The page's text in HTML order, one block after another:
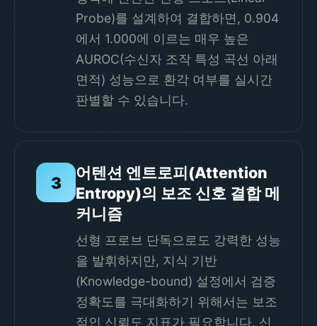
Probe)를 설계하여 결합하면, 0.904
에서 1.000에 이르는 매우 높은
AUROC(수신자 조작 특성 곡선 아래
면적) 성능으로 환각 여부를 실시간
판별할 수 있습니다.
3
어텐션 엔트로피(Attention
Entropy)의 보조 신호 결합 메
커니즘
선형 프로브 단독으로도 강력한 성능
을 발휘하지만, 지식 기반
(Knowledge-bound) 설정에서 검증
정확도를 극대화하기 위해서는 보조
적인 신뢰도 지표가 필요합니다. 신